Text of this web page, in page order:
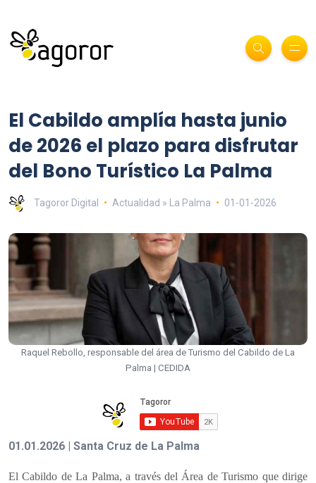
El Cabildo amplía hasta junio
de 2026 el plazo para disfrutar
del Bono Turístico La Palma
Tagoror Digital Actualidad » La Palma 01-01-2026
Raquel Rebollo, responsable del área de Turismo del Cabildo de La
Palma | CEDIDA
01.01.2026 | Santa Cruz de La Palma
El Cabildo de La Palma, a través del Área de Turismo que dirige